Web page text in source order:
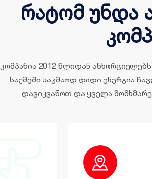
რატომ უნდა
კომპანია 2012 წლიდან
საქმეში საკმაოდ დიდი ენერგია
დავიყვანოთ და ყველა